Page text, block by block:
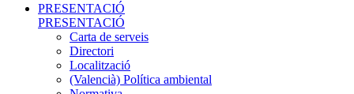
PRESENTACIÓ
PRESENTACIÓ
Carta de serveis
Directori
Localització
(Valencià) Política ambiental